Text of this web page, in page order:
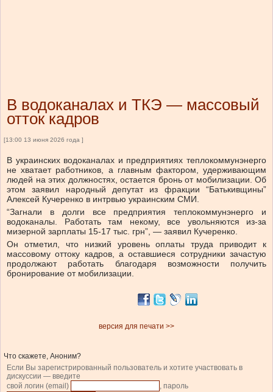
В водоканалах и ТКЭ — массовый
отток кадров
[13:00 13 июня 2026 года ]
В украинских водоканалах и предприятиях теплокоммунэнерго
не хватает работников, а главным фактором, удерживающим
людей на этих должностях, остается бронь от мобилизации. Об
этом заявил народный депутат из фракции “Батькивщины”
Алексей Кучеренко в интрвью украинским СМИ.
“Загнали в долги все предприятия теплокоммунэнерго и
водоканалы. Работать там некому, все увольняются из-за
мизерной зарплаты 15-17 тыс. грн”, — заявил Кучеренко.
Он отметил, что низкий уровень оплаты труда приводит к
массовому оттоку кадров, а оставшиеся сотрудники зачастую
продолжают работать благодаря возможности получить
бронирование от мобилизации.
версия для печати >>
Что скажете, Аноним?
Если Вы зарегистрированный пользователь и хотите участвовать в
дискуссии — введите
свой логин (email)
, пароль